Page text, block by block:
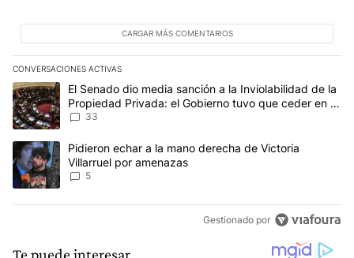
CARGAR MÁS COMENTARIOS
CONVERSACIONES ACTIVAS
Este listado muestra los artículos con más comentarios en los
Un artículo de tendencia con el título "El Senado dio media
El Senado dio media sanción a la Inviolabilidad de la
Propiedad Privada: el Gobierno tuvo que ceder en la
Ley del Manejo del Fuego
33
Un artículo de tendencia con el título "Pidieron echar a la mano
Pidieron echar a la mano derecha de Victoria
Villarruel por amenazas
5
Gestionado por